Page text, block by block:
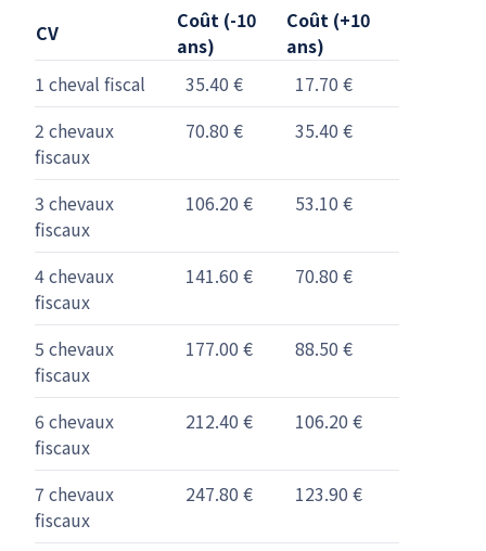
CV
Coût (-10
ans)
Coût (+10
ans)
1 cheval fiscal
35.40 €
17.70 €
2 chevaux
fiscaux
70.80 € 35.40 €
3 chevaux
fiscaux
106.20 € 53.10 €
4 chevaux
fiscaux
141.60 € 70.80 €
5 chevaux
fiscaux
177.00 € 88.50 €
6 chevaux
fiscaux
212.40 € 106.20 €
7 chevaux
fiscaux
247.80 € 123.90 €